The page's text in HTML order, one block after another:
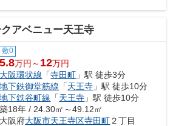
アベニュー天王寺
敷0
5.8万円～ 12万円
大阪環状線 「寺田町 」駅 徒歩3分
地下鉄御堂筋線 「天王寺 」駅 徒歩10分
地下鉄谷町線 「天王寺 」駅 徒歩10分
築18年 / 24.30㎡～49.12㎡
大阪府大阪市天王寺区寺田町２丁目